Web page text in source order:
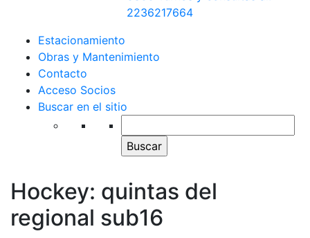
2236217664
Estacionamiento
Obras y Mantenimiento
Contacto
Acceso Socios
Buscar en el sitio
Hockey: quintas del
regional sub16